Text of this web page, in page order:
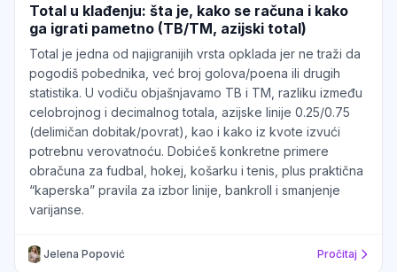
Total u klađenju: šta je, kako se računa i kako
ga igrati pametno (TB/TM, azijski total)
Total je jedna od najigranijih vrsta opklada jer ne traži da
pogodiš pobednika, već broj golova/poena ili drugih
statistika. U vodiču objašnjavamo TB i TM, razliku između
celobrojnog i decimalnog totala, azijske linije 0.25/0.75
(delimičan dobitak/povrat), kao i kako iz kvote izvući
potrebnu verovatnoću. Dobićeš konkretne primere
obračuna za fudbal, hokej, košarku i tenis, plus praktična
“kaperska” pravila za izbor linije, bankroll i smanjenje
varijanse.
Jelena Popović Pročitaj